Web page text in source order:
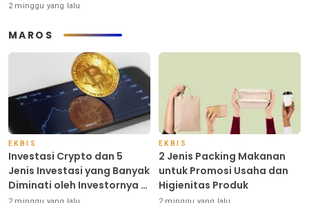
2 minggu yang lalu
MAROS
EKBIS
Investasi Crypto dan 5
Jenis Investasi yang Banyak
Diminati oleh Investornya di
Indonesia
EKBIS
2 Jenis Packing Makanan
untuk Promosi Usaha dan
Higienitas Produk